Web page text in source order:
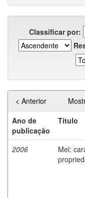
Classificar por:
< Anterior
Ano de
publicação
Título
2006
Mel: